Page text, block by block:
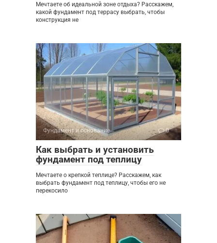
Мечтаете об идеальной зоне отдыха? Расскажем,
какой фундамент под террасу выбрать, чтобы
конструкция не
Фундамент и основание 0
Как выбрать и установить
фундамент под теплицу
Мечтаете о крепкой теплице? Расскажем, как
выбрать фундамент под теплицу, чтобы его не
перекосило